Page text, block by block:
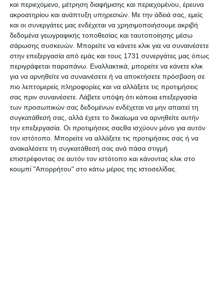
και περιεχόμενο, μέτρηση διαφήμισης και περιεχομένου, έρευνα
ακροατηρίου και ανάπτυξη υπηρεσιών. Με την άδειά σας, εμείς
και οι συνεργάτες μας ενδέχεται να χρησιμοποιήσουμε ακριβή
δεδομένα γεωγραφικής τοποθεσίας και ταυτοποίησης μέσω
σάρωσης συσκευών. Μπορείτε να κάνετε κλικ για να συναινέσετε
στην επεξεργασία από εμάς και τους 1731 συνεργάτες μας όπως
περιγράφεται παραπάνω. Εναλλακτικά, μπορείτε να κάνετε κλικ
για να αρνηθείτε να συναινέσετε ή να αποκτήσετε πρόσβαση σε
πιο λεπτομερείς πληροφορίες και να αλλάξετε τις προτιμήσεις
σας πριν συναινέσετε. Λάβετε υπόψη ότι κάποια επεξεργασία
των προσωπικών σας δεδομένων ενδέχεται να μην απαιτεί τη
συγκατάθεσή σας, αλλά έχετε το δικαίωμα να αρνηθείτε αυτήν
την επεξεργασία. Οι προτιμήσεις σαςθα ισχύουν μόνο για αυτόν
τον ιστότοπο. Μπορείτε να αλλάξετε τις προτιμήσεις σας ή να
ανακαλέσετε τη συγκατάθεσή σας ανά πάσα στιγμή
επιστρέφοντας σε αυτόν τον ιστότοπο και κάνοντας κλικ στο
κουμπί "Απορρήτου" στο κάτω μέρος της ιστοσελίδας.
Edding Μαρκαδόροι πίνακα
Whiteboard +flipchart
Marker 4τεμ. 01.660
Διαθέσιμο
2,45€
Edding μαρκαδόρος 300
permanent κόκκινος
Διαθέσιμο
0,89€